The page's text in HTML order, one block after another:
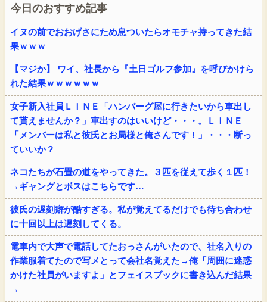
今日のおすすめ記事
イヌの前でおおげさにため息ついたらオモチャ持ってきた結
果ｗｗｗ
【マジか】 ワイ、社長から『土日ゴルフ参加』を呼びかけら
れた結果ｗｗｗｗｗｗ
女子新入社員ＬＩＮＥ「ハンバーグ屋に行きたいから車出し
て貰えませんか？」車出すのはいいけど・・・。ＬＩＮＥ
「メンバーは私と彼氏とお局様と俺さんです！」・・・断っ
ていいか？
ネコたちが石畳の道をやってきた。３匹を従えて歩く１匹！
→ギャングとボスはこちらです…
彼氏の遅刻癖が酷すぎる。私が覚えてるだけでも待ち合わせ
に十回以上は遅刻してくる。
電車内で大声で電話してたおっさんがいたので、社名入りの
作業服着てたので写メとって会社名覚えた→俺「周囲に迷惑
かけた社員がいますよ」とフェイスブックに書き込んだ結果
→